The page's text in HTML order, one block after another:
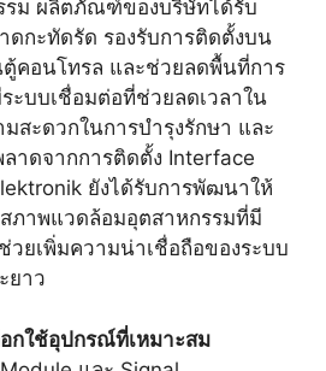
รม ผลิตภัณฑ์ของบริษัทได้รับ
ดกะทัดรัด รองรับการติดตั้งบน
ตู้คอนโทรล และช่วยลดพื้นที่การ
ะบบเชื่อมต่อที่ช่วยลดเวลาใน
สะดวกในการบำรุงรักษา และ
าดจากการติดตั้ง Interface
ยังได้รับการพัฒนาให้
ภาพแวดล้อมอุตสาหกรรมที่มี
ยเพิ่มความน่าเชื่อถือของระบบ
ยาว
กใช้อุปกรณ์ที่เหมาะสม